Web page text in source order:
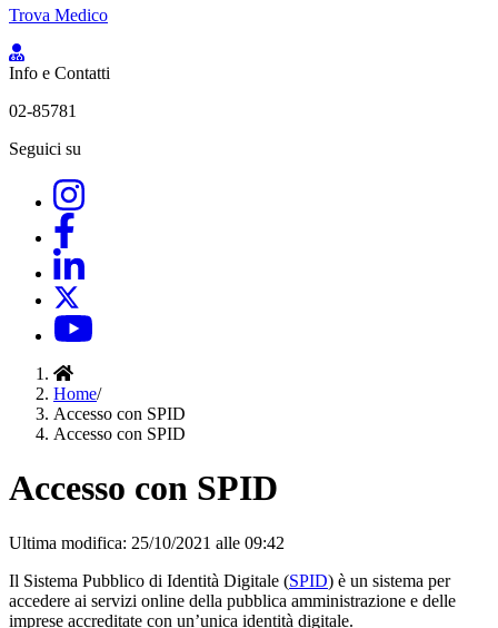
Trova Medico
Info e Contatti
02-85781
Seguici su
Home/
Accesso con SPID
Accesso con SPID
Accesso con SPID
Ultima modifica: 25/10/2021 alle 09:42
Il Sistema Pubblico di Identità Digitale (SPID) è un sistema per
accedere ai servizi online della pubblica amministrazione e delle
imprese accreditate con un’unica identità digitale.